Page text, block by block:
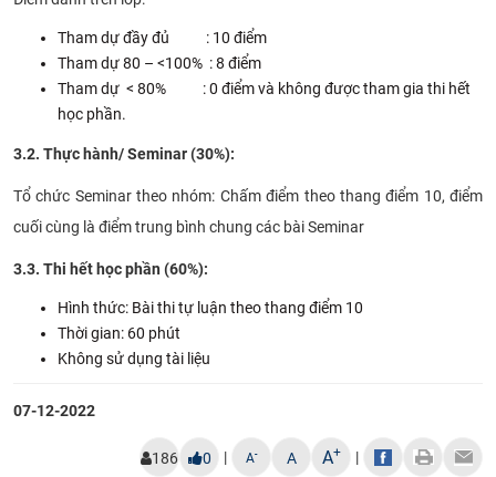
Tham dự đầy đủ : 10 điểm
Tham dự 80 – <100% : 8 điểm
Tham dự < 80% : 0 điểm và không được tham gia thi hết
học phần.
3.2. Thực hành/ Seminar (30%):
Tổ chức Seminar theo nhóm: Chấm điểm theo thang điểm 10, điểm
cuối cùng là điểm trung bình chung các bài Seminar
3.3. Thi hết học phần (60%):
Hình thức: Bài thi tự luận theo thang điểm 10
Thời gian: 60 phút
Không sử dụng tài liệu
07-12-2022
186 0 | A- A A+ |